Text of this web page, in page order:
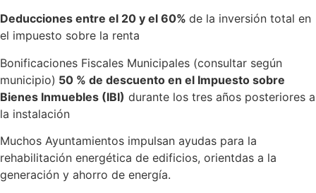
Deducciones entre el 20 y el 60% de la inversión total en
el impuesto sobre la renta
Bonificaciones Fiscales Municipales (consultar según
municipio) 50 % de descuento en el Impuesto sobre
Bienes Inmuebles (IBI) durante los tres años posteriores a
la instalación
Muchos Ayuntamientos impulsan ayudas para la
rehabilitación energética de edificios, orientdas a la
generación y ahorro de energía.